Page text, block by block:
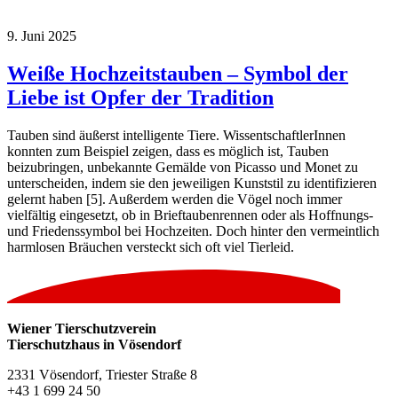
9. Juni 2025
Weiße Hochzeitstauben – Symbol der
Liebe ist Opfer der Tradition
Tauben sind äußerst intelligente Tiere. WissentschaftlerInnen
konnten zum Beispiel zeigen, dass es möglich ist, Tauben
beizubringen, unbekannte Gemälde von Picasso und Monet zu
unterscheiden, indem sie den jeweiligen Kunststil zu identifizieren
gelernt haben [5]. Außerdem werden die Vögel noch immer
vielfältig eingesetzt, ob in Brieftaubenrennen oder als Hoffnungs-
und Friedenssymbol bei Hochzeiten. Doch hinter den vermeintlich
harmlosen Bräuchen versteckt sich oft viel Tierleid.
Wiener Tierschutzverein
Tierschutzhaus in Vösendorf
2331 Vösendorf, Triester Straße 8
+43 1 699 24 50